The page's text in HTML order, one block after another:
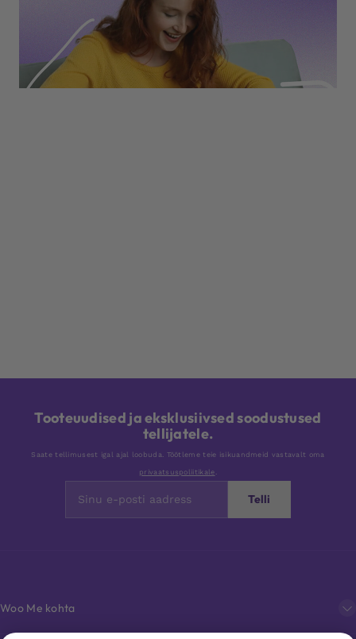
Tooteuudised ja eksklusiivsed soodustused
tellijatele.
Saate tellimusest igal ajal loobuda. Töötleme teie isikuandmeid vastavalt oma
privaatsuspoliitikale
Telli
Woo Me kohta